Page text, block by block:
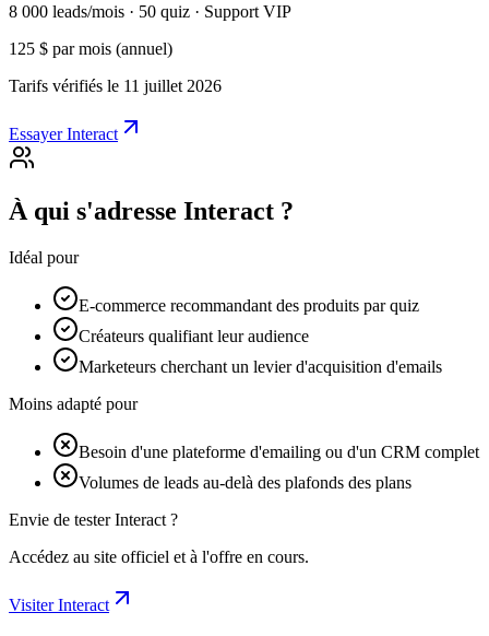
8 000 leads/mois · 50 quiz · Support VIP
125 $ par mois (annuel)
Tarifs vérifiés le 11 juillet 2026
Essayer Interact
À qui s'adresse Interact ?
Idéal pour
E-commerce recommandant des produits par quiz
Créateurs qualifiant leur audience
Marketeurs cherchant un levier d'acquisition d'emails
Moins adapté pour
Besoin d'une plateforme d'emailing ou d'un CRM complet
Volumes de leads au-delà des plafonds des plans
Envie de tester Interact ?
Accédez au site officiel et à l'offre en cours.
Visiter Interact